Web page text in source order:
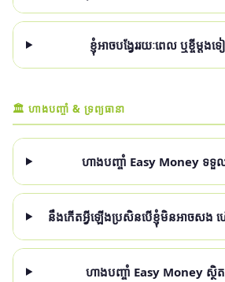
ខ្ញុំអាចបង្វែររយៈពេល ឬខ្ចីម្ដង
🏛 ហាងបញ្ចាំ & ទ្រព្យធានា
ហាងបញ្ចាំ Easy Money ទទួលទ្
នឹងកើតអ្វីឡើងប្រសិនបើខ្ញុំមិនអាចសង ហ
ហាងបញ្ចាំ Easy Money ស្